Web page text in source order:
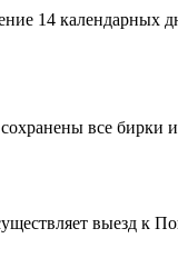
14 календарных
все бирки
выезд к